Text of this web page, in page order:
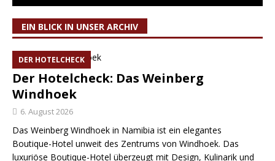
EIN BLICK IN UNSER ARCHIV
DER HOTELCHECK
Der Hotelcheck: Das Weinberg
Windhoek
6. August 2026
Das Weinberg Windhoek in Namibia ist ein elegantes
Boutique-Hotel unweit des Zentrums von Windhoek. Das
luxuriöse Boutique-Hotel überzeugt mit Design, Kulinarik und